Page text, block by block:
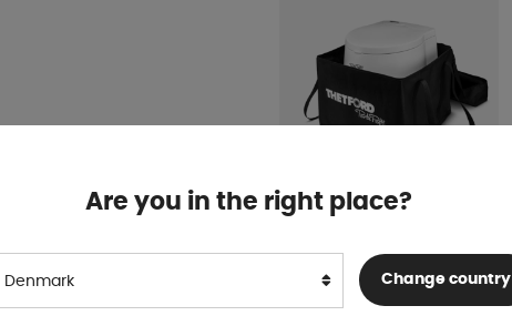
287 DKK KØB!
Are you in the right place?
Denmark Change country